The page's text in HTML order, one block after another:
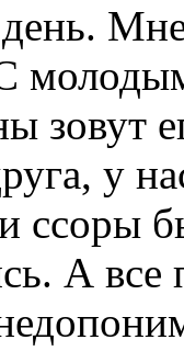
зовут
у
ссоры
А